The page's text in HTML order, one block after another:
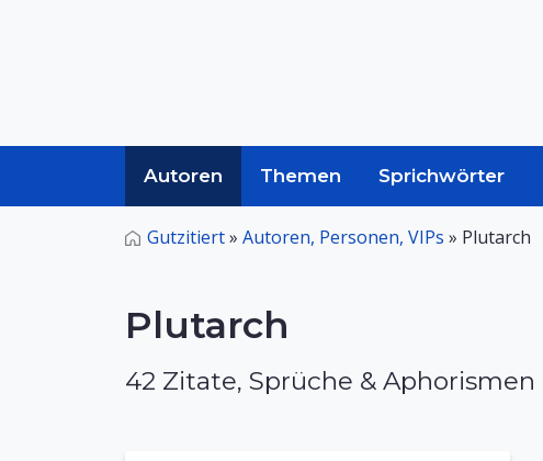
Autoren Themen Sprichwörter
Gutzitiert» Autoren, Personen, VIPs » Plutarch
Plutarch
42 Zitate, Sprüche & Aphorismen